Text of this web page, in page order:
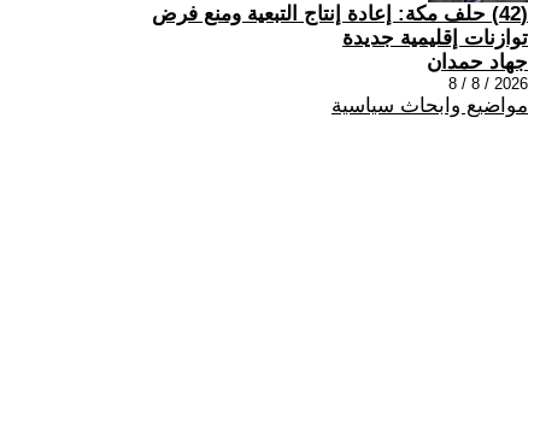
(42) حلف مكة: إعادة إنتاج التبعية ومنع فرض
توازنات إقليمية جديدة
جهاد حمدان
2026 / 8 / 8
مواضيع وابحاث سياسية